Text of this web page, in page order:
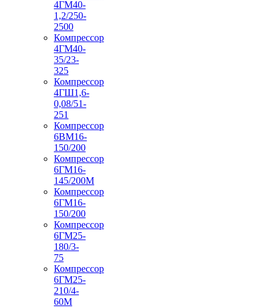
4ГМ40-
1,2/250-
2500
Компрессор
4ГМ40-
35/23-
325
Компрессор
4ГШ1,6-
0,08/51-
251
Компрессор
6ВМ16-
150/200
Компрессор
6ГМ16-
145/200М
Компрессор
6ГМ16-
150/200
Компрессор
6ГМ25-
180/3-
75
Компрессор
6ГМ25-
210/4-
60М